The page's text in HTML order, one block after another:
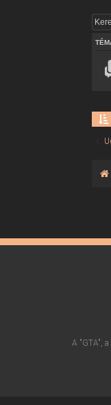
A "GTA",